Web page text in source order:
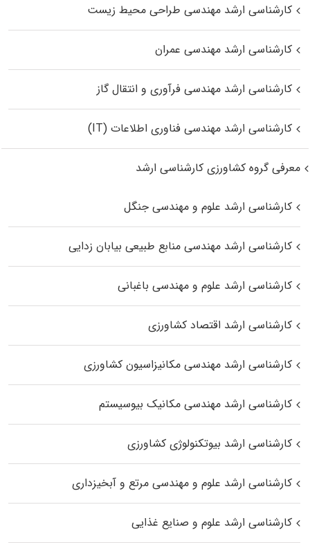
کارشناسی ارشد مهندسی طراحی محیط زیست
کارشناسی ارشد مهندسی عمران
کارشناسی ارشد مهندسی فرآوری و انتقال گاز
کارشناسی ارشد مهندسی فناوری اطلاعات (IT)
معرفی گروه کشاورزی کارشناسی ارشد
کارشناسی ارشد علوم و مهندسی جنگل
کارشناسی ارشد مهندسی منابع طبیعی بیابان زدایی
کارشناسی ارشد علوم و مهندسی باغبانی
کارشناسی ارشد اقتصاد کشاورزی
کارشناسی ارشد مهندسی مکانیزاسیون کشاورزی
کارشناسی ارشد مهندسی مکانیک بیوسیستم
کارشناسی ارشد بیوتکنولوژی کشاورزی
کارشناسی ارشد علوم و مهندسی مرتع و آبخیزداری
کارشناسی ارشد علوم و صنایع غذایی